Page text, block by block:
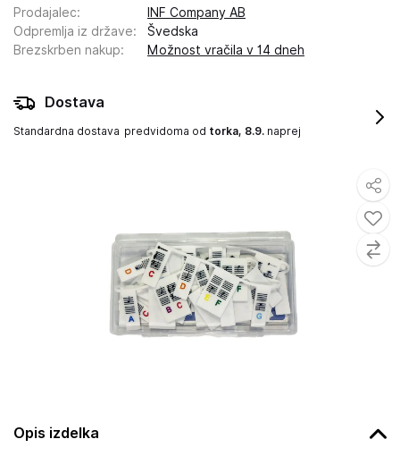
Opis izdelka
Prodajalec:
INF Company AB
Odpremlja iz države:
Švedska
Brezskrben nakup: Možnost vračila v 14 dneh
Dostava
Standardna dostava predvidoma od torka, 8.9. naprej